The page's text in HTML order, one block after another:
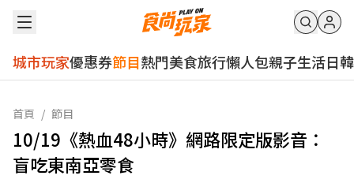
城市玩家優惠券節目熱門美食旅行懶人包親子生活日韓
首頁 / 節目
10/19《熱血48小時》網路限定版影音：
盲吃東南亞零食